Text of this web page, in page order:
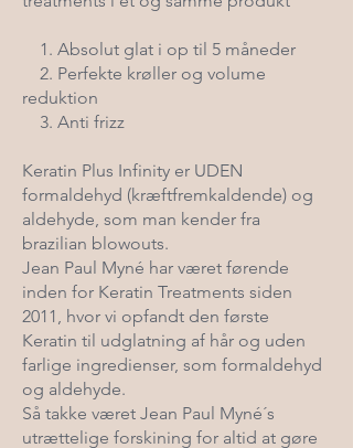
1. Absolut glat i op til 5 måneder
2. Perfekte krøller og volume
reduktion
3. Anti frizz​
Keratin Plus Infinity er UDEN
formaldehyd (kræftfremkaldende) og
aldehyde, som man kender fra
brazilian blowouts.
Jean Paul Myné har været førende
inden for Keratin Treatments siden
2011, hvor vi opfandt den første
Keratin til udglatning af hår og uden
farlige ingredienser, som formaldehyd
og aldehyde.
Så takke været Jean Paul Myné´s
utrættelige forskining for altid at gøre